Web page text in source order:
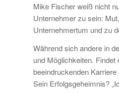
Mike Fischer weiß nicht
Unternehmer zu sein:
Unternehmertum und zu
Während sich andere in
und Möglichkeiten.
beeindruckenden
Sein Erfolgsgeheimnis?